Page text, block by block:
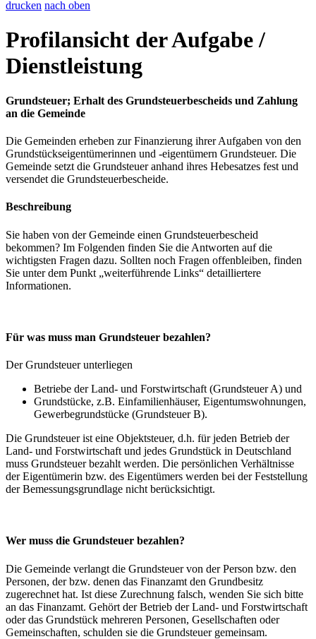
drucken nach oben
Profilansicht der Aufgabe /
Dienstleistung
Grundsteuer; Erhalt des Grundsteuerbescheids und Zahlung
an die Gemeinde
Die Gemeinden erheben zur Finanzierung ihrer Aufgaben von den
Grundstückseigentümerinnen und -eigentümern Grundsteuer. Die
Gemeinde setzt die Grundsteuer anhand ihres Hebesatzes fest und
versendet die Grundsteuerbescheide.
Beschreibung
Sie haben von der Gemeinde einen Grundsteuerbescheid
bekommen? Im Folgenden finden Sie die Antworten auf die
wichtigsten Fragen dazu. Sollten noch Fragen offenbleiben, finden
Sie unter dem Punkt „weiterführende Links“ detailliertere
Informationen.
Für was muss man Grundsteuer bezahlen?
Der Grundsteuer unterliegen
Betriebe der Land- und Forstwirtschaft (Grundsteuer A) und
Grundstücke, z.B. Einfamilienhäuser, Eigentumswohnungen,
Gewerbegrundstücke (Grundsteuer B).
Die Grundsteuer ist eine Objektsteuer, d.h. für jeden Betrieb der
Land- und Forstwirtschaft und jedes Grundstück in Deutschland
muss Grundsteuer bezahlt werden. Die persönlichen Verhältnisse
der Eigentümerin bzw. des Eigentümers werden bei der Feststellung
der Bemessungsgrundlage nicht berücksichtigt.
Wer muss die Grundsteuer bezahlen?
Die Gemeinde verlangt die Grundsteuer von der Person bzw. den
Personen, der bzw. denen das Finanzamt den Grundbesitz
zugerechnet hat. Ist diese Zurechnung falsch, wenden Sie sich bitte
an das Finanzamt. Gehört der Betrieb der Land- und Forstwirtschaft
oder das Grundstück mehreren Personen, Gesellschaften oder
Gemeinschaften, schulden sie die Grundsteuer gemeinsam.